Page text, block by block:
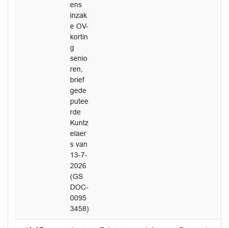
ens
inzak
e OV-
kortin
g
senio
ren,
brief
gede
putee
rde
Kuntz
elaer
s van
13-7-
2026
(GS
DOC-
0095
3458)